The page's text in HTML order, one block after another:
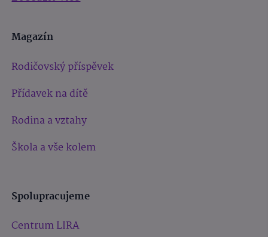
Magazín
Rodičovský příspěvek
Přídavek na dítě
Rodina a vztahy
Škola a vše kolem
Spolupracujeme
Centrum LIRA